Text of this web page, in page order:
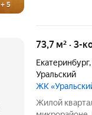
+ 5
73,7 м² ·
Екатеринбург,
Уральский
ЖК
Жилой